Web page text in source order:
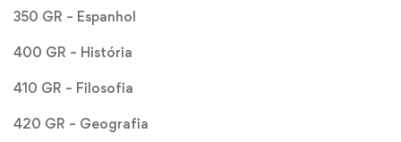
350 GR – Espanhol
400 GR – História
410 GR – Filosofia
420 GR – Geografia